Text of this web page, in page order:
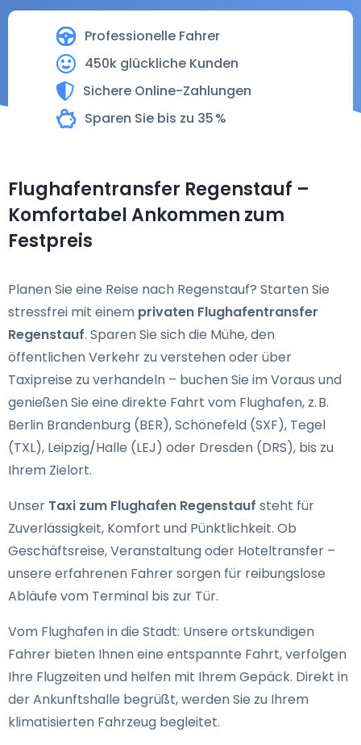
Professionelle Fahrer
450k glückliche Kunden
Sichere Online-Zahlungen
Sparen Sie bis zu 35 %
Flughafentransfer Regenstauf –
Komfortabel Ankommen zum
Festpreis
Planen Sie eine Reise nach Regenstauf? Starten Sie
stressfrei mit einem privaten Flughafentransfer
Regenstauf. Sparen Sie sich die Mühe, den
öffentlichen Verkehr zu verstehen oder über
Taxipreise zu verhandeln – buchen Sie im Voraus und
genießen Sie eine direkte Fahrt vom Flughafen, z. B.
Berlin Brandenburg (BER), Schönefeld (SXF), Tegel
(TXL), Leipzig/Halle (LEJ) oder Dresden (DRS), bis zu
Ihrem Zielort.
Unser Taxi zum Flughafen Regenstauf steht für
Zuverlässigkeit, Komfort und Pünktlichkeit. Ob
Geschäftsreise, Veranstaltung oder Hoteltransfer –
unsere erfahrenen Fahrer sorgen für reibungslose
Abläufe vom Terminal bis zur Tür.
Vom Flughafen in die Stadt: Unsere ortskundigen
Fahrer bieten Ihnen eine entspannte Fahrt, verfolgen
Ihre Flugzeiten und helfen mit Ihrem Gepäck. Direkt in
der Ankunftshalle begrüßt, werden Sie zu Ihrem
klimatisierten Fahrzeug begleitet.